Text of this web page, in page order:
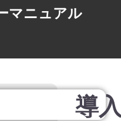
マニュアル
導